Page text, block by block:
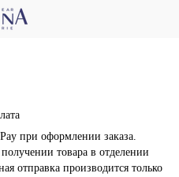
при оформлении заказа.
товара в отделении
производится только